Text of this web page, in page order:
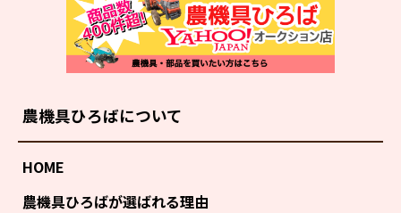
農機具ひろばについて
HOME
農機具ひろばが選ばれる理由